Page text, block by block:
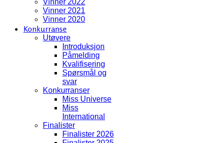
Vinner 2021
Vinner 2020
Konkurranse
Utøvere
Introduksjon
Påmelding
Kvalifisering
Spørsmål og
svar
Konkurranser
Miss Universe
Miss
International
Finalister
Finalister 2026